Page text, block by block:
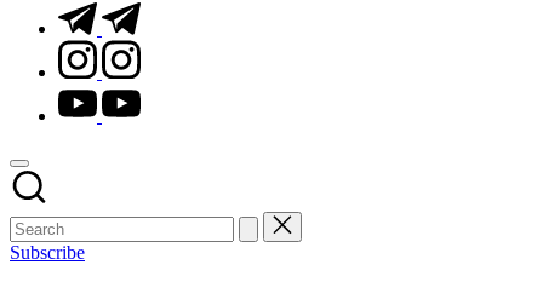
t.me
instagram.com
youtube.com
Subscribe